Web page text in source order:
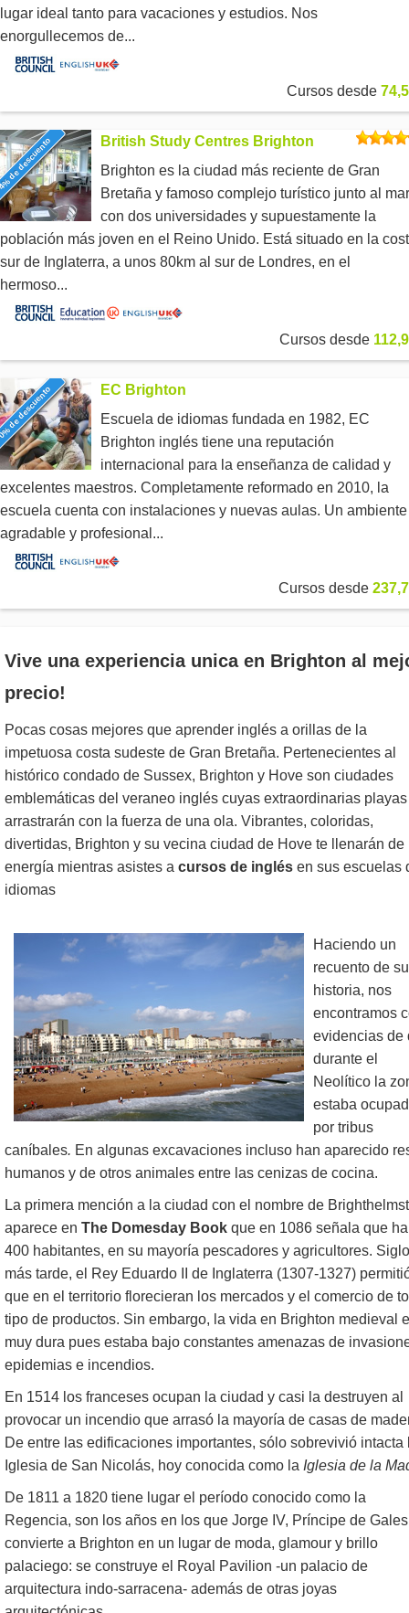
lugar ideal tanto para vacaciones y estudios. Nos
enorgullecemos de...
Cursos desde
descuento
British Study Centres Brighton
Brighton es la ciudad más reciente de Gran
Bretaña y famoso complejo turístico junto al mar
con dos universidades y supuestamente la
población más joven en el Reino Unido. Está situado en la
sur de Inglaterra, a unos 80km al sur de Londres, en el
hermoso...
Cursos desde
descuento
EC Brighton
Escuela de idiomas fundada en 1982, EC
Brighton inglés tiene una reputación
internacional para la enseñanza de calidad y
excelentes maestros. Completamente reformado en 2010, la
escuela cuenta con instalaciones y nuevas aulas. Un ambiente
agradable y profesional...
Cursos desde
Vive una experiencia unica en Brighton al
precio!
Pocas cosas mejores que aprender inglés a orillas de la
impetuosa costa sudeste de Gran Bretaña. Pertenecientes al
histórico condado de Sussex, Brighton y Hove son ciudades
emblemáticas del veraneo inglés cuyas extraordinarias
arrastrarán con la fuerza de una ola. Vibrantes, coloridas,
divertidas, Brighton y su vecina ciudad de Hove te llenarán de
energía mientras asistes a cursos de inglés en sus escuelas
idiomas
Haciendo un
recuento de su
historia, nos
encontramos
evidencias de
durante el
Neolítico la
estaba
por tribus
caníbales. En algunas excavaciones incluso han aparecido
humanos y de otros animales entre las cenizas de cocina.
La primera mención a la ciudad con el nombre de
aparece en The Domesday Book que en 1086 señala que
400 habitantes, en su mayoría pescadores y agricultores.
más tarde, el Rey Eduardo II de Inglaterra (1307-1327)
que en el territorio florecieran los mercados y el comercio de
tipo de productos. Sin embargo, la vida en Brighton medieval
muy dura pues estaba bajo constantes amenazas de
epidemias e incendios.
En 1514 los franceses ocupan la ciudad y casi la destruyen al
provocar un incendio que arrasó la mayoría de casas de
De entre las edificaciones importantes, sólo sobrevivió intacta
Iglesia de San Nicolás, hoy conocida como la Iglesia de la
De 1811 a 1820 tiene lugar el período conocido como la
Regencia, son los años en los que Jorge IV, Príncipe de
convierte a Brighton en un lugar de moda, glamour y brillo
palaciego: se construye el Royal Pavilion -un palacio de
arquitectura indo-sarracena- además de otras joyas